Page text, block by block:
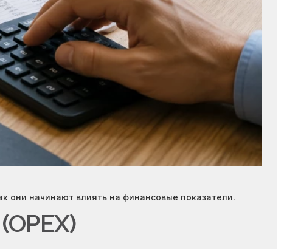
они начинают влиять на финансовые показатели.